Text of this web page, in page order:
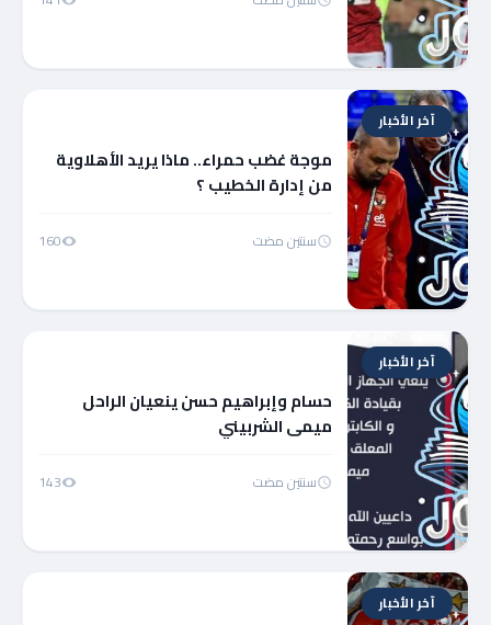
آخر الأخبار
موجة غضب حمراء.. ماذا يريد الأهلاوية
من إدارة الخطيب ؟
سنتين مضت 160
آخر الأخبار
حسام وإبراهيم حسن ينعيان الراحل
ميمى الشربيني
سنتين مضت 143
آخر الأخبار